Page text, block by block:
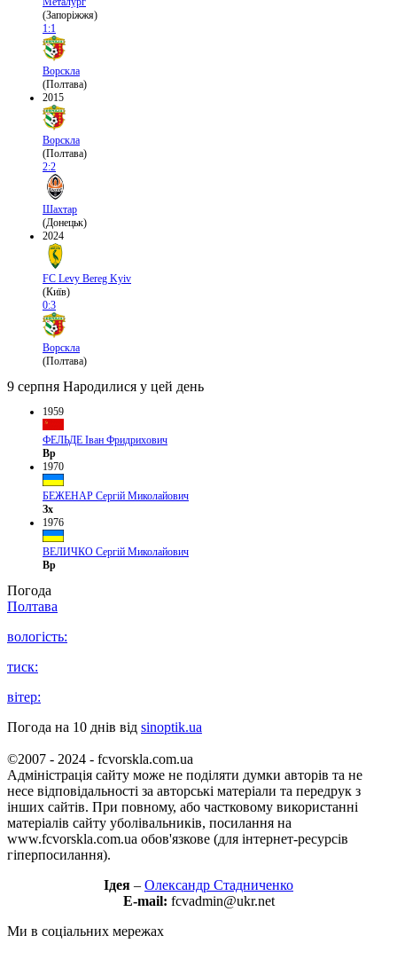
(Запоріжжя)
1:1
Ворскла
(Полтава)
2015
Ворскла
(Полтава)
2:2
Шахтар
(Донецьк)
2024
FC Levy Bereg Kyiv
(Київ)
0:3
Ворскла
(Полтава)
9 серпня Народилися у цей день
1959
ФЕЛЬДЕ Іван Фридрихович
Вр
1970
БЕЖЕНАР Сергій Миколайович
Зх
1976
ВЕЛИЧКО Сергій Миколайович
Вр
Погода
Полтава
вологість:
тиск:
вітер:
Погода на 10 днів від sinoptik.ua
©2007 - 2024 - fcvorskla.com.ua
Адміністрація сайту може не поділяти думки авторів та не
несе відповідальності за авторські матеріали та передрук з
інших сайтів. При повному, або частковому використанні
матеріалів сайту уболівальників, посилання на
www.fcvorskla.com.ua обов'язкове (для інтернет-ресурсів
гіперпосилання).
Ідея – Олександр Стадниченко
E-mail: fcvadmin@ukr.net
Ми в соціальних мережах